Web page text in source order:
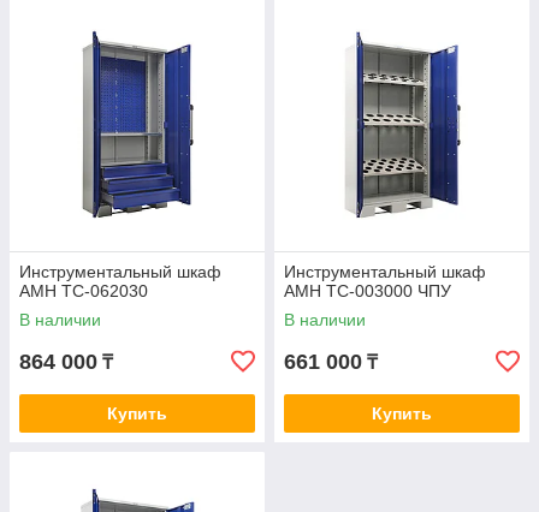
Инструментальный шкаф
AMH TC-062030
В наличии
864 000 ₸
Купить
Инструментальный шкаф
AMH TC-003000 ЧПУ
В наличии
661 000 ₸
Купить